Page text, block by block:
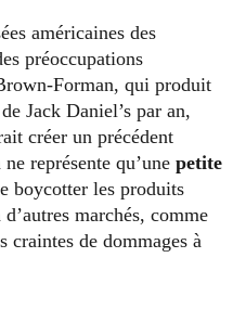
américaines des
préoccupations
Forman, qui produit
de Jack Daniel’s par an,
créer un précédent
représente qu’une petite
boycotter les produits
marchés, comme
de dommages à